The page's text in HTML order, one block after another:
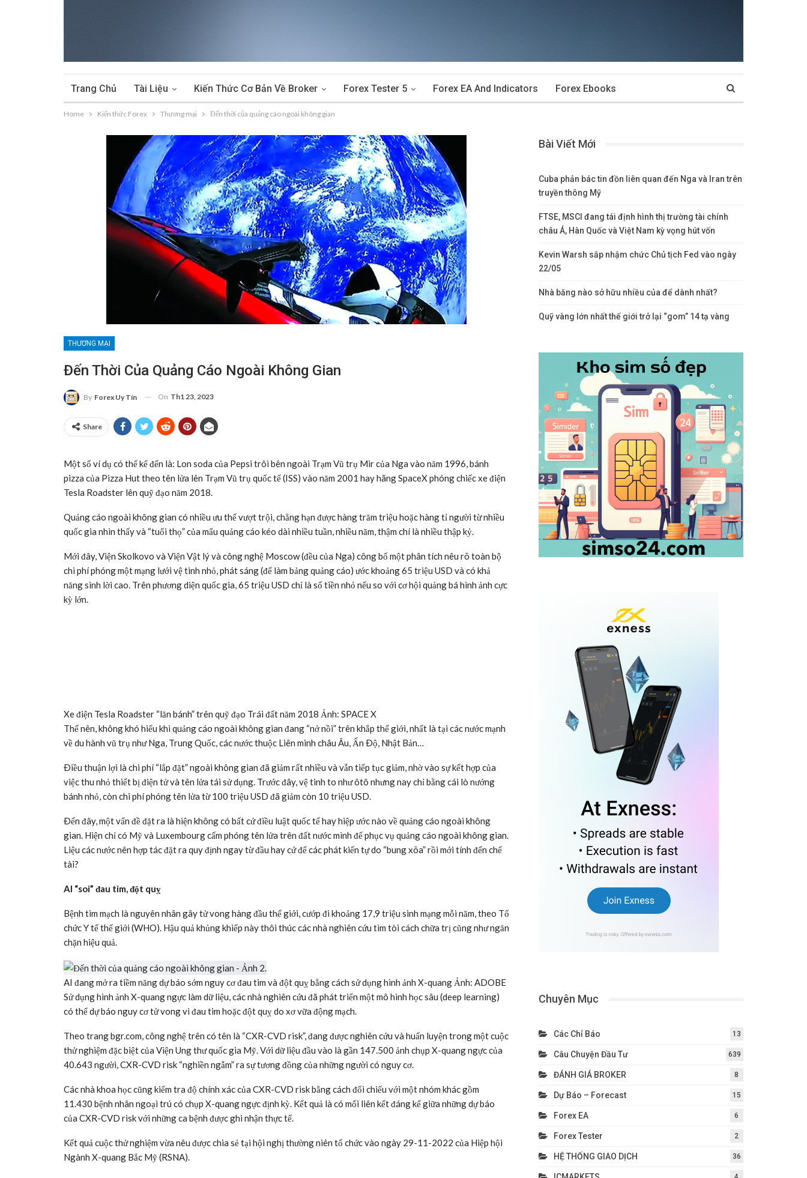
Trang Chủ Tài Liệu Kiến Thức Cơ Bản Về Broker Forex Tester 5 Forex EA And Indicators Forex Ebooks
Home Kiến thức Forex Thương mại Đến thời của quảng cáo ngoài không gian
THƯƠNG MẠI
Đến Thời Của Quảng Cáo Ngoài Không Gian
By Forex Uy Tín On Th1 23, 2023
Share
Một số ví dụ có thể kể đến là: Lon soda của Pepsi trôi bên ngoài Trạm Vũ trụ Mir của Nga vào năm 1996, bánh
pizza của Pizza Hut theo tên lửa lên Trạm Vũ trụ quốc tế (ISS) vào năm 2001 hay hãng SpaceX phóng chiếc xe điện
Tesla Roadster lên quỹ đạo năm 2018.
Quảng cáo ngoài không gian có nhiều ưu thế vượt trội, chẳng hạn được hàng trăm triệu hoặc hàng tỉ người từ nhiều
quốc gia nhìn thấy và “tuổi thọ” của mẩu quảng cáo kéo dài nhiều tuần, nhiều năm, thậm chí là nhiều thập kỷ.
Mới đây, Viện Skolkovo và Viện Vật lý và công nghệ Moscow (đều của Nga) công bố một phân tích nêu rõ toàn bộ
chi phí phóng một mạng lưới vệ tinh nhỏ, phát sáng (để làm bảng quảng cáo) ước khoảng 65 triệu USD và có khả
năng sinh lời cao. Trên phương diện quốc gia, 65 triệu USD chỉ là số tiền nhỏ nếu so với cơ hội quảng bá hình ảnh cực
kỳ lớn.
Thế nên, không khó hiểu khi quảng cáo ngoài không gian đang “nở nồi” trên khắp thế giới, nhất là tại các nước mạnh
Ðiều thuận lợi là chi phí “lắp đặt” ngoài không gian đã giảm rất nhiều và vẫn tiếp tục giảm, nhờ vào sự kết hợp của
việc thu nhỏ thiết bị điện tử và tên lửa tái sử dụng. Trước đây, vệ tinh to như ôtô nhưng nay chỉ bằng cái lò nướng
Ðến đây, một vấn đề đặt ra là hiện không có bất cứ điều luật quốc tế hay hiệp ước nào về quảng cáo ngoài không
gian. Hiện chỉ có Mỹ và Luxembourg cấm phóng tên lửa trên đất nước mình để phục vụ quảng cáo ngoài không gian.
Liệu các nước nên hợp tác đặt ra quy định ngay từ đầu hay cứ để các phát kiến tự do “bung xõa” rồi mới tính đến chế
AI “soi” đau tim, đột quỵ
chức Y tế thế giới (WHO). Hậu quả khủng khiếp này thôi thúc các nhà nghiên cứu tìm tòi cách chữa trị cũng như ngăn
chặn hiệu quả.
Bài Viết Mới
Cuba phản bác tin đồn liên quan đến Nga và Iran trên
truyền thông Mỹ
FTSE, MSCI đang tái định hình thị trường tài chính
châu Á, Hàn Quốc và Việt Nam kỳ vọng hút vốn
Kevin Warsh sắp nhậm chức Chủ tịch Fed vào ngày
22/05
Nhà băng nào sở hữu nhiều của để dành nhất?
Quỹ vàng lớn nhất thế giới trở lại “gom” 14 tạ vàng
Chuyên Mục
Các Chỉ Báo 13
Câu Chuyện Đầu Tư 639
ĐÁNH GIÁ BROKER 8
Dự Báo – Forecast 15
Forex EA 6
Forex Tester 2
HỆ THỐNG GIAO DỊCH 36